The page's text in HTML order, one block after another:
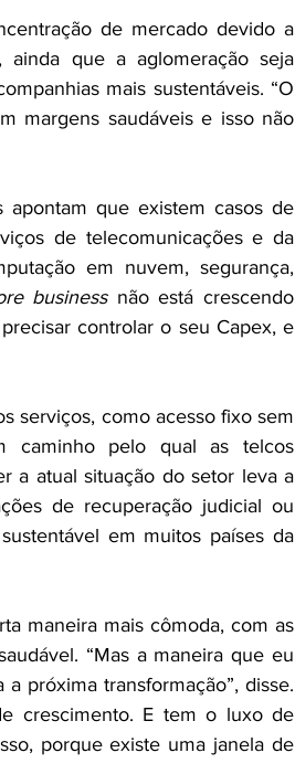
de mercado devido a
ainda que a aglomeração seja
mais sustentáveis. “O
margens saudáveis e isso não
apontam que existem casos de
de telecomunicações e da
em nuvem, segurança,
business não está crescendo
controlar o seu Capex, e
serviços, como acesso fixo sem
pelo qual as telcos
a atual situação do setor leva a
de recuperação judicial ou
em muitos países da
maneira mais cômoda, com as
“Mas a maneira que eu
próxima transformação”, disse.
crescimento. E tem o luxo de
porque existe uma janela de